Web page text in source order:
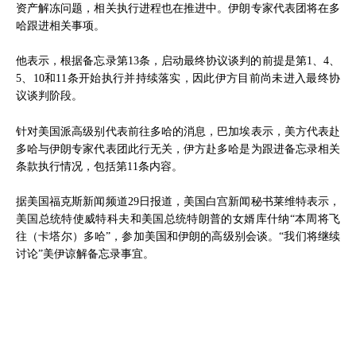
资产解冻问题，相关执行进程也在推进中。伊朗专家代表团将在多
哈跟进相关事项。
他表示，根据备忘录第13条，启动最终协议谈判的前提是第1、4、
5、10和11条开始执行并持续落实，因此伊方目前尚未进入最终协
议谈判阶段。
针对美国派高级别代表前往多哈的消息，巴加埃表示，美方代表赴
多哈与伊朗专家代表团此行无关，伊方赴多哈是为跟进备忘录相关
条款执行情况，包括第11条内容。
据美国福克斯新闻频道29日报道，美国白宫新闻秘书莱维特表示，
美国总统特使威特科夫和美国总统特朗普的女婿库什纳“本周将飞
往（卡塔尔）多哈”，参加美国和伊朗的高级别会谈。“我们将继续
讨论”美伊谅解备忘录事宜。